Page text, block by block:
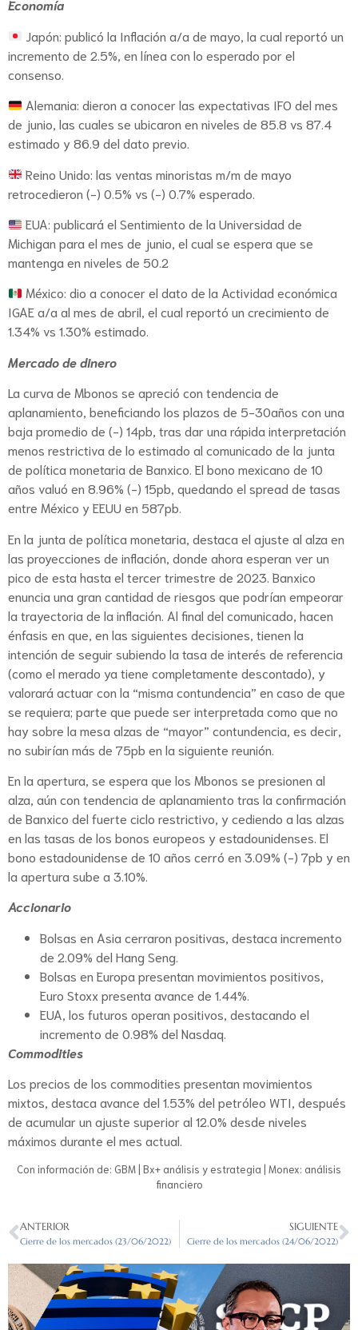
Economía
Japón: publicó la Inflación a/a de mayo, la cual reportó un
incremento de 2.5%, en línea con lo esperado por el
consenso.
Alemania: dieron a conocer las expectativas IFO del mes
de junio, las cuales se ubicaron en niveles de 85.8 vs 87.4
estimado y 86.9 del dato previo.
Reino Unido: las ventas minoristas m/m de mayo
retrocedieron (-) 0.5% vs (-) 0.7% esperado.
EUA: publicará el Sentimiento de la Universidad de
Michigan para el mes de junio, el cual se espera que se
mantenga en niveles de 50.2
México: dio a conocer el dato de la Actividad económica
IGAE a/a al mes de abril, el cual reportó un crecimiento de
1.34% vs 1.30% estimado.
Mercado de dinero
La curva de Mbonos se apreció con tendencia de
aplanamiento, beneficiando los plazos de 5-30años con una
baja promedio de (-) 14pb, tras dar una rápida interpretación
menos restrictiva de lo estimado al comunicado de la junta
de política monetaria de Banxico. El bono mexicano de 10
años valuó en 8.96% (-) 15pb, quedando el spread de tasas
entre México y EEUU en 587pb.
En la junta de política monetaria, destaca el ajuste al alza en
las proyecciones de inflación, donde ahora esperan ver un
pico de esta hasta el tercer trimestre de 2023. Banxico
enuncia una gran cantidad de riesgos que podrían empeorar
la trayectoria de la inflación. Al final del comunicado, hacen
énfasis en que, en las siguientes decisiones, tienen la
intención de seguir subiendo la tasa de interés de referencia
(como el merado ya tiene completamente descontado), y
valorará actuar con la “misma contundencia” en caso de que
se requiera; parte que puede ser interpretada como que no
hay sobre la mesa alzas de “mayor” contundencia, es decir,
no subirían más de 75pb en la siguiente reunión.
En la apertura, se espera que los Mbonos se presionen al
alza, aún con tendencia de aplanamiento tras la confirmación
de Banxico del fuerte ciclo restrictivo, y cediendo a las alzas
en las tasas de los bonos europeos y estadounidenses. El
bono estadounidense de 10 años cerró en 3.09% (-) 7pb y en
la apertura sube a 3.10%.
Accionario
Bolsas en Asia cerraron positivas, destaca incremento
de 2.09% del Hang Seng.
Bolsas en Europa presentan movimientos positivos,
Euro Stoxx presenta avance de 1.44%.
EUA, los futuros operan positivos, destacando el
incremento de 0.98% del Nasdaq.
Commodities
Los precios de los commodities presentan movimientos
mixtos, destaca avance del 1.53% del petróleo WTI, después
de acumular un ajuste superior al 12.0% desde niveles
máximos durante el mes actual.
Con información de: GBM | Bx+ análisis y estrategia | Monex: análisis
financiero
ANTERIOR
Cierre de los mercados (23/06/2022)
SIGUIENTE
Cierre de los mercados (24/06/2022)